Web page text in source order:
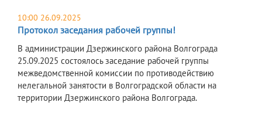
10:00 26.09.2025
Протокол заседания рабочей группы!
В администрации Дзержинского района Волгограда
25.09.2025 состоялось заседание рабочей группы
межведомственной комиссии по противодействию
нелегальной занятости в Волгоградской области на
территории Дзержинского района Волгограда.